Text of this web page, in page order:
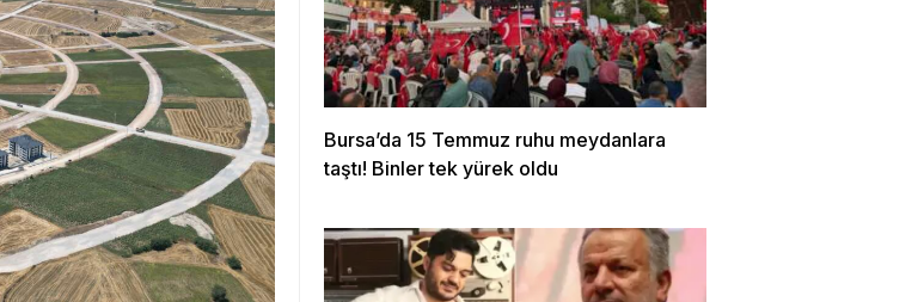
Bursa’da 15 Temmuz ruhu meydanlara
taştı! Binler tek yürek oldu